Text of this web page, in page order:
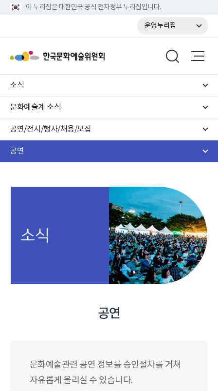
이 누리집은 대한민국 공식 전자정부 누리집입니다.
운영누리집
소식
문화예술계 소식
공연/전시/행사/채용/모집
공연
소식
공연
문화예술관련 공연 정보를 승인절차를 거쳐
자유롭게 올리실 수 있습니다.